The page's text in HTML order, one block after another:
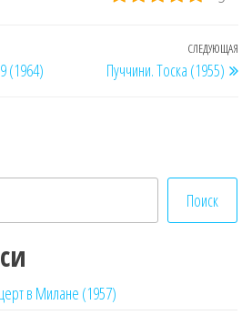
(1964)
СЛЕДУЮЩАЯ
Пуччини. Тоска (1955)
Поиск
в Милане (1957)